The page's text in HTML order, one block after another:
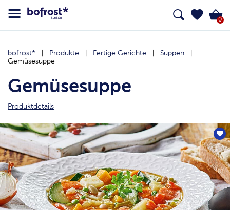
0
bofrost* Produkte Fertige Gerichte
Suppen
Gemüsesuppe
Gemüsesuppe
Produktdetails